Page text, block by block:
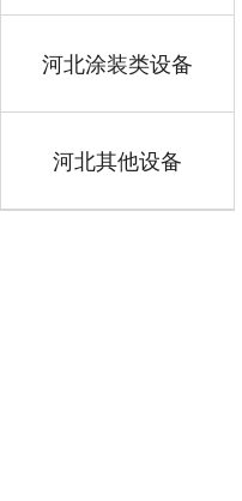
河北涂装类设备
河北其他设备